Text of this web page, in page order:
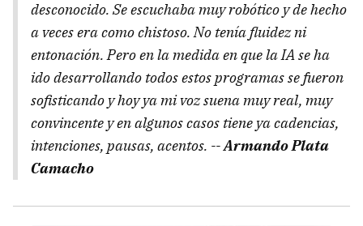
desconocido. Se escuchaba muy robótico y de hecho
a veces era como chistoso. No tenía fluidez ni
entonación. Pero en la medida en que la IA se ha
ido desarrollando todos estos programas se fueron
sofisticando y hoy ya mi voz suena muy real, muy
convincente y en algunos casos tiene ya cadencias,
intenciones, pausas, acentos. --Armando Plata
Camacho